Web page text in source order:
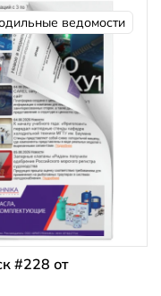
ведомости
#228 от